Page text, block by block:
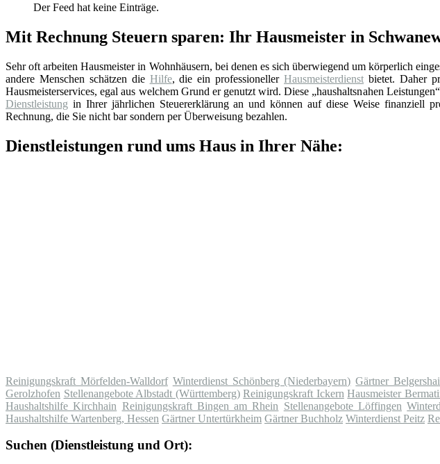
Der Feed hat keine Einträge.
Mit Rechnung Steuern sparen: Ihr Hausmeister in
Sehr oft arbeiten Hausmeister in Wohnhäusern, bei denen es sich überwiegend um körperlich
andere Menschen schätzen die Hilfe, die ein professionellerHausmeisterdienst bietet. Daher
Hausmeisterservices, egal aus welchem Grund er genutzt wird. Diese „haushaltsnahen
Dienstleistung in Ihrer jährlichen Steuererklärung an und können auf diese Weise finanziell
Rechnung, die Sie nicht bar sondern per Überweisung bezahlen.
Dienstleistungen rund ums Haus in Ihrer Nähe:
Reinigungskraft Mörfelden-Walldorf Winterdienst Schönberg (Niederbayern) Gärtner
Gerolzhofen Stellenangebote Albstadt (Württemberg) Reinigungskraft Ickern Hausmeister
Haushaltshilfe Kirchhain Reinigungskraft Bingen am Rhein Stellenangebote Löffingen
Haushaltshilfe Wartenberg, Hessen Gärtner Untertürkheim Gärtner Buchholz Winterdienst Peitz
Suchen (Dienstleistung und Ort):